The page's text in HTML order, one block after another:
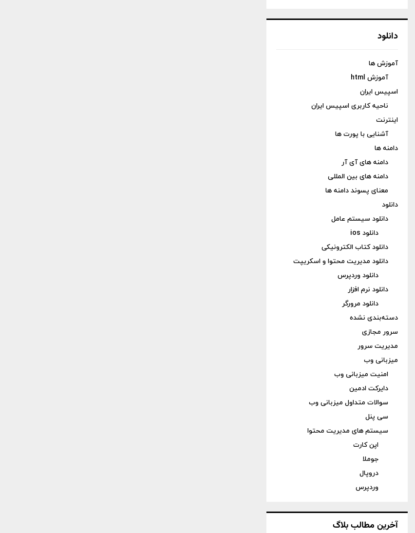
دانلود
آموزش ها
آموزش html
اسپیس ایران
ناحیه کاربری اسپیس ایران
اینترنت
آشنایی با پورت ها
دامنه ها
دامنه های آی آر
دامنه های بین المللی
معنای پسوند دامنه ها
دانلود
دانلود سیستم عامل
دانلود ios
دانلود کتاب الکترونیکی
دانلود مدیریت محتوا و اسکریپت
دانلود وردپرس
دانلود نرم افزار
دانلود مرورگر
دسته‌بندی نشده
سرور مجازی
مدیریت سرور
میزبانی وب
امنیت میزبانی وب
دایرکت ادمین
سوالات متداول میزبانی وب
سی پنل
سیستم های مدیریت محتوا
اپن کارت
جوملا
دروپال
وردپرس
آخرین مطالب بلاگ